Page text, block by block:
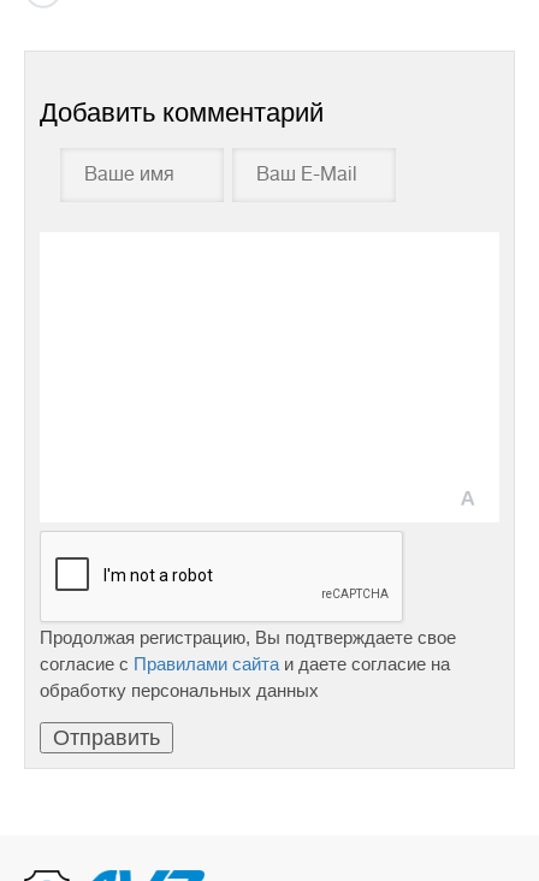
Добавить комментарий
Продолжая регистрацию, Вы подтверждаете свое
согласие с Правилами сайта и даете согласие на
обработку персональных данных